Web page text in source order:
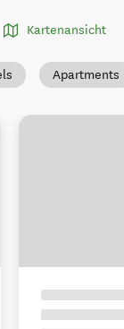
Kartenansicht
Apartments